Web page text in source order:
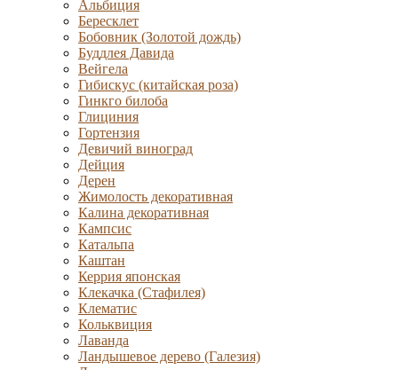
Альбиция
Бересклет
Бобовник (Золотой дождь)
Буддлея Давида
Вейгела
Гибискус (китайская роза)
Гинкго билоба
Глициния
Гортензия
Девичий виноград
Дейция
Дерен
Жимолость декоративная
Калина декоративная
Кампсис
Катальпа
Каштан
Керрия японская
Клекачка (Стафилея)
Клематис
Кольквиция
Лаванда
Ландышевое дерево (Галезия)